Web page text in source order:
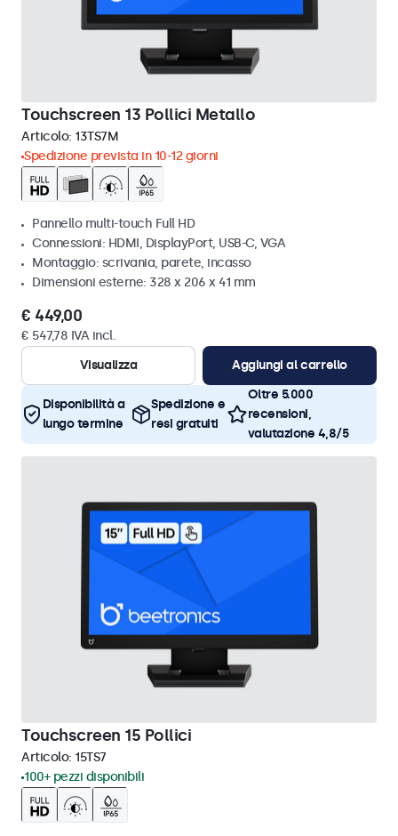
Touchscreen 13 Pollici Metallo
Articolo: 13TS7M
Spedizione prevista in 10-12 giorni
Pannello multi-touch Full HD
Connessioni: HDMI, DisplayPort, USB-C, VGA
Montaggio: scrivania, parete, incasso
Dimensioni esterne: 328 x 206 x 41 mm
€ 449,00
€ 547,78 IVA incl.
Visualizza
Aggiungi al carrello
Disponibilità a
lungo termine
Spedizione e
resi gratuiti
Oltre 5.000
recensioni,
valutazione 4,8/5
Touchscreen 15 Pollici
Articolo: 15TS7
100+ pezzi disponibili